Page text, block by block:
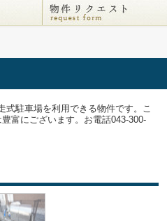
駐車場を利用できる物件です。こ
富にございます。お電話043-300-